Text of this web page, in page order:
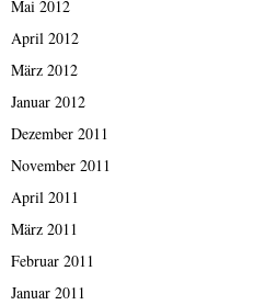
Mai 2012
April 2012
März 2012
Januar 2012
Dezember 2011
November 2011
April 2011
März 2011
Februar 2011
Januar 2011